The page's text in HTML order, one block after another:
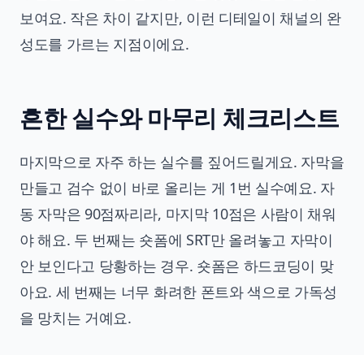
보여요. 작은 차이 같지만, 이런 디테일이 채널의 완
성도를 가르는 지점이에요.
흔한 실수와 마무리 체크리스트
마지막으로 자주 하는 실수를 짚어드릴게요. 자막을
만들고 검수 없이 바로 올리는 게 1번 실수예요. 자
동 자막은 90점짜리라, 마지막 10점은 사람이 채워
야 해요. 두 번째는 숏폼에 SRT만 올려놓고 자막이
안 보인다고 당황하는 경우. 숏폼은 하드코딩이 맞
아요. 세 번째는 너무 화려한 폰트와 색으로 가독성
을 망치는 거예요.